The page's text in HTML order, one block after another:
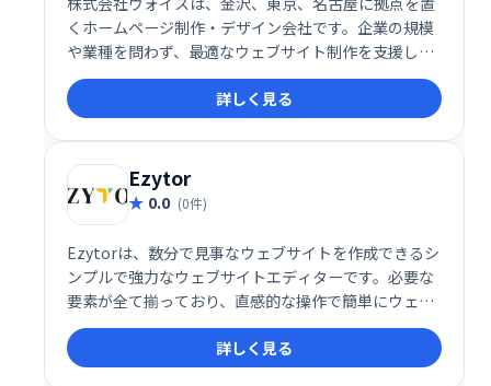
くホームページ制作・デザイン会社です。企業の規模
や業種を問わず、最適なウェブサイト制作を支援しま
す。デザイン性と機能性を両立させ、集客力向上に繋
がるホームページを提供いたします。お気軽にご相談
ください。
詳しく見る
Ezytor
0.0 (0件)
Ezytorは、数分で見事なウェブサイトを作成できるシ
ンプルで強力なウェブサイトエディターです。必要な
要素が全て揃っており、直感的な操作で簡単にウェブ
サイトを構築できます。初心者でもプロ並みのウェブ
サイト作成が可能になります。今すぐEzytorで、あな
たの理想のウェブサイトを手に入れましょう！
詳しく見る